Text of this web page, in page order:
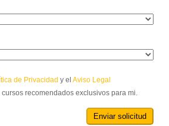
de Privacidad y el Aviso Legal
recomendados exclusivos para mi.
Enviar solicitud